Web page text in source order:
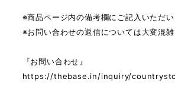
※商品ページ内の備考欄にご記入いただ
※お問い合わせの返信については大変混
『お問い合わせ』
https://thebase.in/inquiry/